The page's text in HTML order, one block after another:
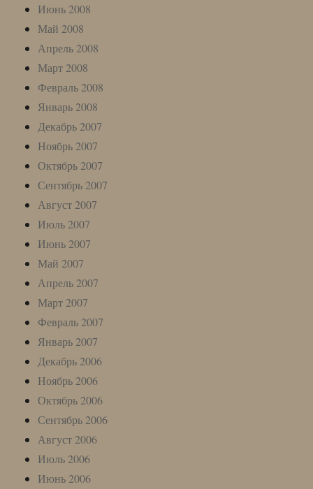
Июнь 2008
Май 2008
Апрель 2008
Март 2008
Февраль 2008
Январь 2008
Декабрь 2007
Ноябрь 2007
Октябрь 2007
Сентябрь 2007
Август 2007
Июль 2007
Июнь 2007
Май 2007
Апрель 2007
Март 2007
Февраль 2007
Январь 2007
Декабрь 2006
Ноябрь 2006
Октябрь 2006
Сентябрь 2006
Август 2006
Июль 2006
Июнь 2006